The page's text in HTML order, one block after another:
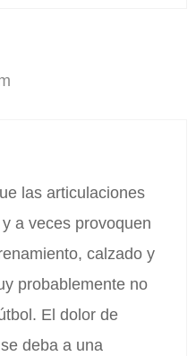
las articulaciones
a veces provoquen
calzado y
probablemente no
El dolor de
deba a una